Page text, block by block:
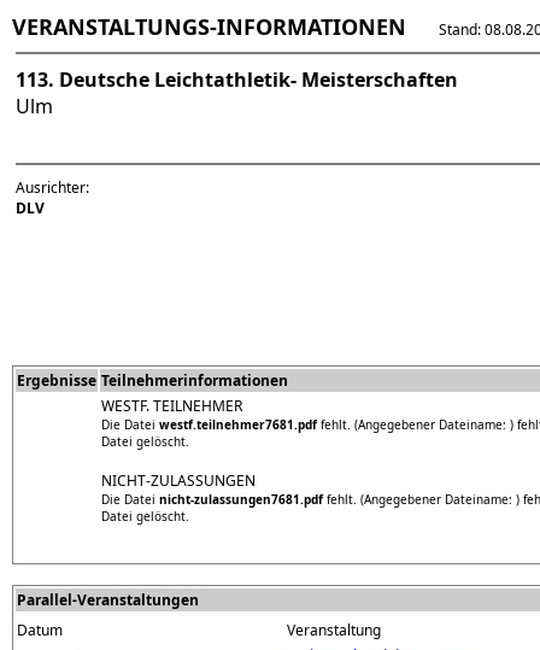
VERANSTALTUNGS-INFORMATIONEN Stand:
113. Deutsche Leichtathletik- Meisterschaften
Ulm
Ausrichter:
DLV
Ergebnisse Teilnehmerinformationen
WESTF. TEILNEHMER
Die Datei westf.teilnehmer7681.pdffehlt. (Angegebener Dateiname: )
Datei gelöscht.
NICHT-ZULASSUNGEN
Die Datei nicht-zulassungen7681.pdffehlt. (Angegebener Dateiname: )
Datei gelöscht.
Parallel-Veranstaltungen
Datum
Veranstaltung